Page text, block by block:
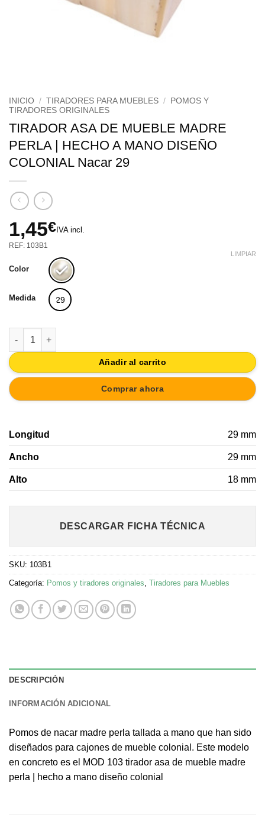
INICIO / TIRADORES PARA MUEBLES /
POMOS Y
TIRADORES ORIGINALES
TIRADOR ASA DE MUEBLE MADRE
PERLA | HECHO A MANO DISEÑO
COLONIAL Nacar 29
1,45€ IVA incl.
REF: 103B1
Color
Medida 29
LIMPIAR
TIRADOR ASA DE MUEBLE MADRE PERLA | HECHO A MANO
Añadir al carrito
Comprar ahora
Longitud 29 mm
Ancho 29 mm
Alto 18 mm
DESCARGAR FICHA TÉCNICA
SKU: 103B1
Categoría: Pomos y tiradores originales, Tiradores para Muebles
DESCRIPCIÓN
INFORMACIÓN ADICIONAL
Pomos de nacar madre perla tallada a mano que han sido
diseñados para cajones de mueble colonial. Este modelo
en concreto es el MOD 103 tirador asa de mueble madre
perla | hecho a mano diseño colonial